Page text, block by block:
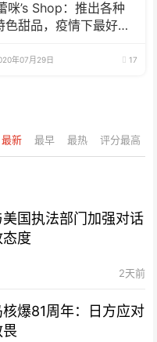
咪’s Shop：推出各种
色甜品，疫情下最好的
年07月29日 17
最新 最早 最热 评分最高
国执法部门加强对话
度
2天前
爆81周年：日方应对